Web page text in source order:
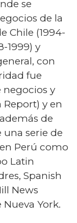
se
de la
Chile (1994-
1999) y
con
fue
y
y en
de
serie de
Perú como
Latin
Spanish
News
York.